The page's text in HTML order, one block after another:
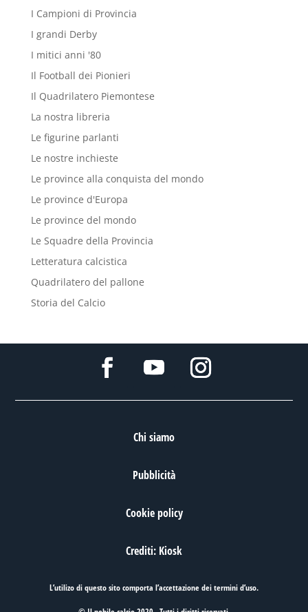
I Campioni di Provincia
I grandi Derby
I mitici anni '80
Il Football dei Pionieri
Il Quadrilatero Piemontese
La nostra libreria
Le figurine parlanti
Le nostre inchieste
Le province alla conquista del mondo
Le province d'Europa
Le province del mondo
Le Squadre della Provincia
Letteratura calcistica
Quadrilatero del pallone
Storia del Calcio
Chi siamo
Pubblicità
Cookie policy
Crediti: Kiosk
L’utilizo di questo sito comporta l’accettazione deitermini d’uso.